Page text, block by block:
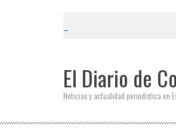
El Diario de
Noticias y actualidad periodística en